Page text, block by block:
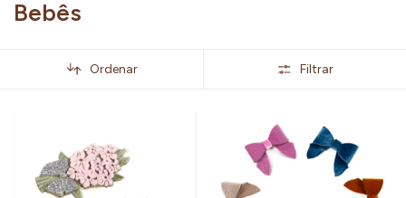
Bebês
Ordenar Filtrar